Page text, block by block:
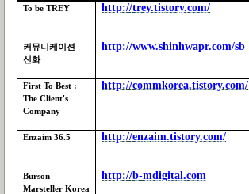
To be TREY http://trey.tistory.com/
커뮤니케이션
신화
http://www.shinhwapr.com/sb
First To Best :
The Client's
Company
http://commkorea.tistory.com/
Enzaim 36.5
http://enzaim.tistory.com/
Burson-
Marsteller Korea
http://b-mdigital.com